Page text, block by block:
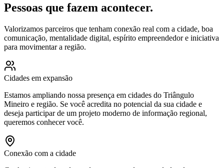
Pessoas que fazem acontecer.
Valorizamos parceiros que tenham conexão real com a cidade, boa
comunicação, mentalidade digital, espírito empreendedor e iniciativa
para movimentar a região.
Cidades em expansão
Estamos ampliando nossa presença em cidades do Triângulo
Mineiro e região. Se você acredita no potencial da sua cidade e
deseja participar de um projeto moderno de informação regional,
queremos conhecer você.
Conexão com a cidade